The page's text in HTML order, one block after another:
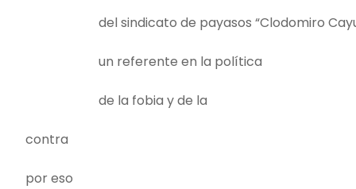
del sindicato de payasos “Clodomiro
un referente en la política
de la fobia y de la
contra
por eso